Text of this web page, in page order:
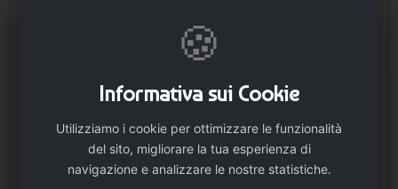
🍪
Informativa sui Cookie
Utilizziamo i cookie per ottimizzare le funzionalità
del sito, migliorare la tua esperienza di
navigazione e analizzare le nostre statistiche.